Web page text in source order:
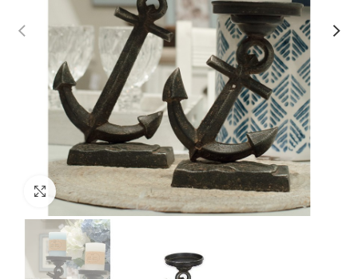
Click to enlarge